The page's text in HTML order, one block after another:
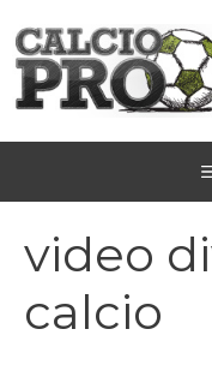
contenuto
video
calcio